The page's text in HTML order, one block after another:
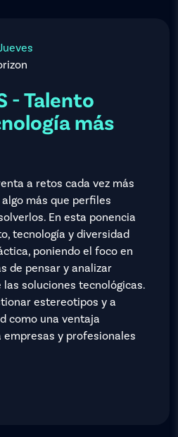
- Talento
más
a retos cada vez más
más que perfiles
En esta ponencia
tecnología y diversidad
poniendo el foco en
de pensar y analizar
soluciones tecnológicas.
estereotipos y a
como una ventaja
y profesionales